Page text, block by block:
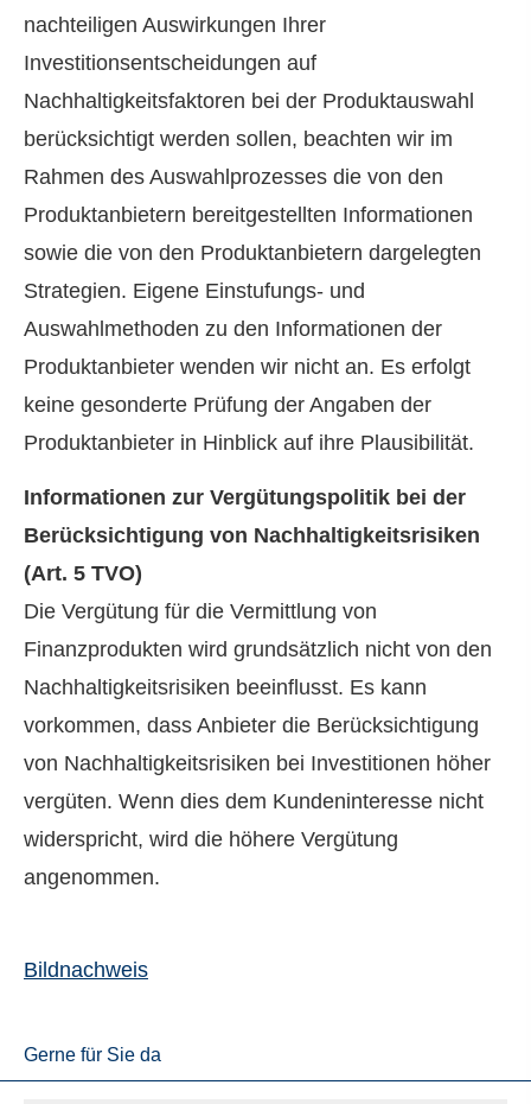
nachteiligen Auswirkungen Ihrer
Investitionsentscheidungen auf
Nachhaltigkeitsfaktoren bei der Produktauswahl
berücksichtigt werden sollen, beachten wir im
Rahmen des Auswahlprozesses die von den
Produktanbietern bereitgestellten Informationen
sowie die von den Produktanbietern dargelegten
Strategien. Eigene Einstufungs- und
Auswahlmethoden zu den Informationen der
Produktanbieter wenden wir nicht an. Es erfolgt
keine gesonderte Prüfung der Angaben der
Produktanbieter in Hinblick auf ihre Plausibilität.
Informationen zur Vergütungspolitik bei der
Berücksichtigung von Nachhaltigkeitsrisiken
(Art. 5 TVO)
Die Vergütung für die Vermittlung von
Finanzprodukten wird grundsätzlich nicht von den
Nachhaltigkeitsrisiken beeinflusst. Es kann
vorkommen, dass Anbieter die Berücksichtigung
von Nachhaltigkeitsrisiken bei Investitionen höher
vergüten. Wenn dies dem Kundeninteresse nicht
widerspricht, wird die höhere Vergütung
angenommen.
Bildnachweis
Gerne für Sie da